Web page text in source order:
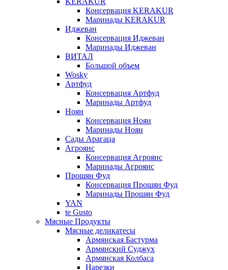
Консервация KERAKUR
Маринады KERAKUR
Иджеван
Консервация Иджеван
Маринады Иджеван
ВИТАЛ
Большой объем
Wosky
Артфуд
Консервация Артфуд
Маринады Артфуд
Ноян
Консервация Ноян
Маринады Ноян
Сады Арагаца
Агроянс
Консервация Агроянс
Маринады Агроянс
Прошян Фуд
Консервация Прошян Фуд
Маринады Прошян Фуд
YAN
te Gusto
Мясные Продукты
Мясные деликатесы
Армянская Бастурма
Армянский Суджух
Армянская Колбаса
Нарезки